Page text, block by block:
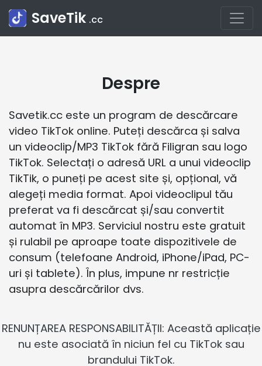
SaveTik .cc
Despre
Savetik.cc este un program de descărcare
video TikTok online. Puteți descărca și salva
un videoclip/MP3 TikTok fără Filigran sau logo
TikTok. Selectați o adresă URL a unui videoclip
TikTik, o puneți pe acest site și, opțional, vă
alegeți media format. Apoi videoclipul tău
preferat va fi descărcat și/sau convertit
automat în MP3. Serviciul nostru este gratuit
și rulabil pe aproape toate dispozitivele de
consum (telefoane Android, iPhone/iPad, PC-
uri și tablete). În plus, impune nr restricție
asupra descărcărilor dvs.
RENUNȚAREA RESPONSABILITĂȚII: Această aplicație
nu este asociată în niciun fel cu TikTok sau
brandului TikTok.